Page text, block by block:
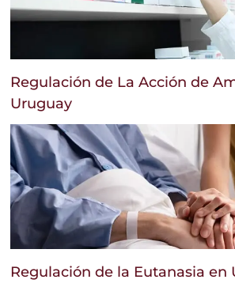
Regulación de La Acción de
Uruguay
Regulación de la Eutanasia en